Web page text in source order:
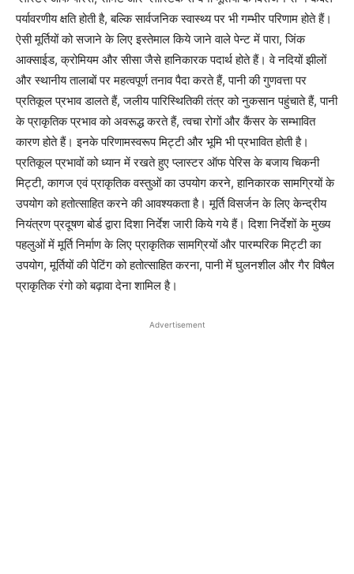
पर्यावरणीय क्षति होती है, बल्कि सार्वजनिक स्वास्थ्य पर भी गम्भीर परिणाम होते हैं।
ऐसी मूर्तियों को सजाने के लिए इस्तेमाल किये जाने वाले पेन्ट में पारा, जिंक
आक्साईड, क्रोमियम और सीसा जैसे हानिकारक पदार्थ होते हैं। वे नदियों झीलों
और स्थानीय तालाबों पर महत्वपूर्ण तनाव पैदा करते हैं, पानी की गुणवत्ता पर
प्रतिकूल प्रभाव डालते हैं, जलीय पारिस्थितिकी तंत्र को नुकसान पहुंचाते हैं, पानी
के प्राकृतिक प्रभाव को अवरूद्ध करते हैं, त्वचा रोगों और कैंसर के सम्भावित
कारण होते हैं। इनके परिणामस्वरूप मिट्टी और भूमि भी प्रभावित होती है।
प्रतिकूल प्रभावों को ध्यान में रखते हुए प्लास्टर ऑफ पेरिस के बजाय चिकनी
मिट्टी, कागज एवं प्राकृतिक वस्तुओं का उपयोग करने, हानिकारक सामग्रियों के
उपयोग को हतोत्साहित करने की आवश्यकता है। मूर्ति विसर्जन के लिए केन्द्रीय
नियंत्रण प्रदूषण बोर्ड द्वारा दिशा निर्देश जारी किये गये हैं। दिशा निर्देशों के मुख्य
पहलुओं में मूर्ति निर्माण के लिए प्राकृतिक सामग्रियों और पारम्परिक मिट्टी का
उपयोग, मूर्तियों की पेटिंग को हतोत्साहित करना, पानी में घुलनशील और गैर विषैल
प्राकृतिक रंगो को बढ़ावा देना शामिल है।
Advertisement